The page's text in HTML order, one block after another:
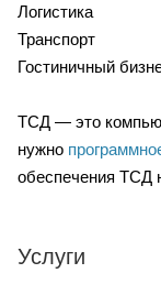
Логистика
Транспорт
Гостиничный
ТСД — это
нужно
обеспечения ТСД
Услуги